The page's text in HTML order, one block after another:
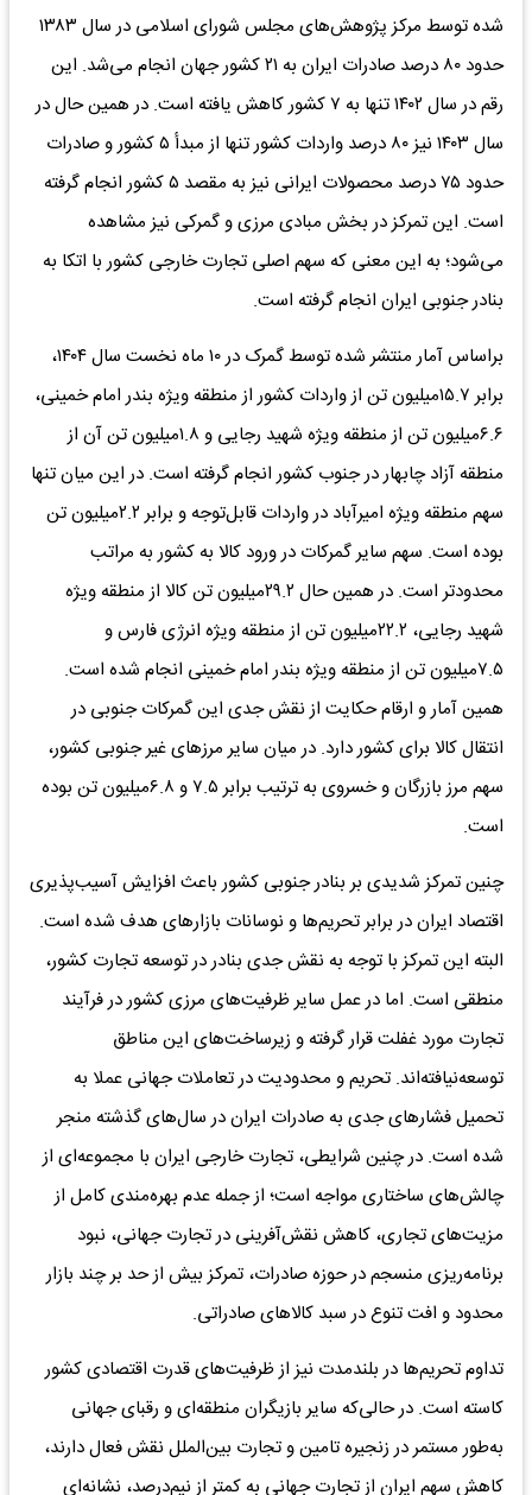
شده توسط مرکز پژوهش‌های مجلس شورای اسلامی در سال ۱۳۸۳
حدود ۸۰ درصد صادرات ایران به ۲۱ کشور جهان انجام می‌شد. این
رقم در سال ۱۴۰۲ تنها به ۷ کشور کاهش یافته است. در همین حال در
سال ۱۴۰۳ نیز ۸۰ درصد واردات کشور تنها از مبدأ ۵ کشور و صادرات
حدود ۷۵ درصد محصولات ایرانی نیز به مقصد ۵ کشور انجام گرفته
است. این تمرکز در بخش مبادی مرزی و گمرکی نیز مشاهده
می‌شود؛ به این معنی که سهم اصلی تجارت خارجی کشور با اتکا به
بنادر جنوبی ایران انجام گرفته است.
براساس آمار منتشر شده توسط گمرک در ۱۰ ماه نخست سال ۱۴۰۴،
برابر ۱۵.۷‌میلیون تن از واردات کشور از منطقه ویژه بندر امام خمینی،
۶.۶‌میلیون تن از منطقه ویژه شهید رجایی و ۱.۸‌میلیون تن آن از
منطقه آزاد چابهار در جنوب کشور انجام گرفته است. در این میان تنها
سهم منطقه ویژه امیرآباد در واردات قابل‌توجه و برابر ۲.۲‌میلیون تن
بوده است. سهم سایر گمرکات در ورود کالا به کشور به مراتب
محدودتر است. در همین حال ۲۹.۲‌میلیون تن کالا از منطقه ویژه
شهید رجایی، ۲۲.۲‌میلیون تن از منطقه ویژه انرژی فارس و
۷.۵‌میلیون تن از منطقه ویژه بندر امام خمینی انجام شده است.
همین آمار و ارقام حکایت از نقش جدی این گمرکات جنوبی در
انتقال کالا برای کشور دارد. در میان سایر مرزهای غیر جنوبی کشور،
سهم مرز بازرگان و خسروی به ترتیب برابر ۷.۵ و ۶.۸‌میلیون تن بوده
است.
چنین تمرکز شدیدی بر بنادر جنوبی کشور باعث افزایش آسیب‌پذیری
اقتصاد ایران در برابر تحریم‌ها و نوسانات بازارهای هدف شده است.
البته این تمرکز با توجه به نقش جدی بنادر در توسعه تجارت کشور،
منطقی است. اما در عمل سایر ظرفیت‌های مرزی کشور در فرآیند
تجارت مورد غفلت قرار گرفته و زیرساخت‌های این مناطق
توسعه‌نیافته‌اند. تحریم و محدودیت در تعاملات جهانی عملا به
تحمیل فشارهای جدی به صادرات ایران در سال‌های گذشته منجر
شده است. در چنین شرایطی، تجارت خارجی ایران با مجموعه‌ای از
چالش‌های ساختاری مواجه است؛ از جمله عدم بهره‌مندی کامل از
مزیت‌های تجاری، کاهش نقش‌آفرینی در تجارت جهانی، نبود
برنامه‌ریزی منسجم در حوزه صادرات، تمرکز بیش از حد بر چند بازار
محدود و افت تنوع در سبد کالاهای صادراتی.
تداوم تحریم‌ها در بلندمدت نیز از ظرفیت‌های قدرت اقتصادی کشور
کاسته است. در حالی‌که سایر بازیگران منطقه‌ای و رقبای جهانی
به‌طور مستمر در زنجیره تامین و تجارت بین‌الملل نقش فعال دارند،
کاهش سهم ایران از تجارت جهانی به کمتر از نیم‌درصد، نشانه‌ای